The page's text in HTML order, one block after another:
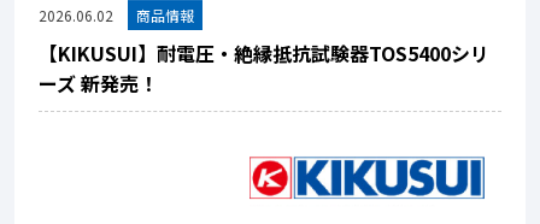
2026.06.02
【KIKUSUI】耐電圧・絶縁抵抗試験器TOS5400シリ
ーズ 新発売！